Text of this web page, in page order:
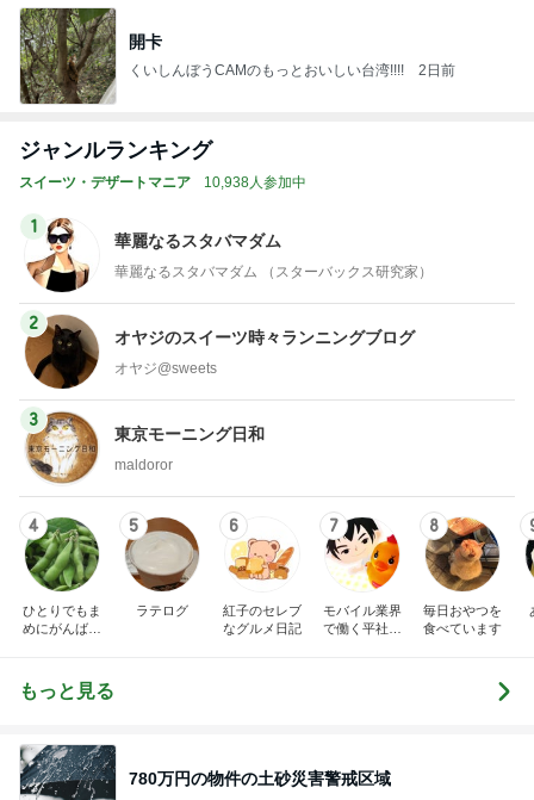
開卡
くいしんぼうCAMのもっとおいしい台湾!!!! 2日前
ジャンルランキング
スイーツ・デザートマニア 10,938人参加中
1
華麗なるスタバマダム
華麗なるスタバマダム （スターバックス研究家）
2
オヤジのスイーツ時々ランニングブログ
オヤジ@sweets
3
東京モーニング日和
maldoror
4
ひとりでもま
めにがんばる
5
ラテログ
6
紅子のセレブ
なグルメ日記
7
モバイル業界
で働く平社員
8
毎日おやつを
食べています
もっと見る
780万円の物件の土砂災害警戒区域